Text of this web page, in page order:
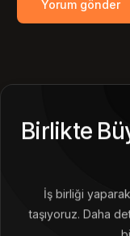
Birlikte
İş birliği
taşıyoruz. Daha